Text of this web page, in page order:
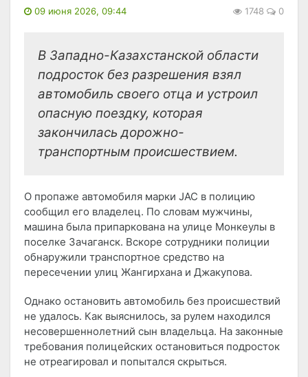
09 июня 2026, 09:44 1748 0
В Западно-Казахстанской области
подросток без разрешения взял
автомобиль своего отца и устроил
опасную поездку, которая
закончилась дорожно-
транспортным происшествием.
О пропаже автомобиля марки JAC в полицию
сообщил его владелец. По словам мужчины,
машина была припаркована на улице Монкеулы в
поселке Зачаганск. Вскоре сотрудники полиции
обнаружили транспортное средство на
пересечении улиц Жангирхана и Джакупова.
Однако остановить автомобиль без происшествий
не удалось. Как выяснилось, за рулем находился
несовершеннолетний сын владельца. На законные
требования полицейских остановиться подросток
не отреагировал и попытался скрыться.